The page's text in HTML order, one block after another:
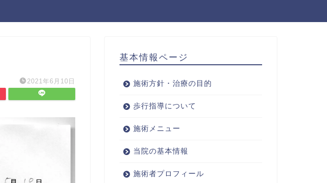
2021年6月10日
基本情報ページ
施術方針・治療の目的
歩行指導について
施術メニュー
当院の基本情報
施術者プロフィール